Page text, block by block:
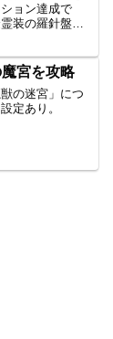
ョン達成で
装の羅針盤』
魔宮を攻略
の迷宮」につ
定あり。